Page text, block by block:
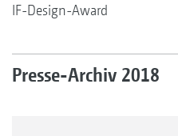
IF-Design-Award
Presse-Archiv 2018